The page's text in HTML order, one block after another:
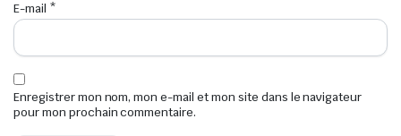
E-mail *
Enregistrer mon nom, mon e-mail et mon site dans le navigateur
pour mon prochain commentaire.